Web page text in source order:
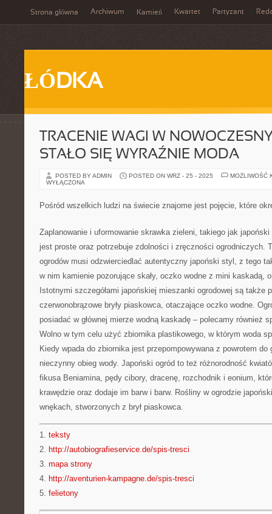
Strona główna Archiwum Kamień Kwartet Partyzant
ŁÓDKA
TRACENIE WAGI W
STAŁO SIĘ WYRAŹNIE MODA
POSTED BY ADMIN POSTED ON WRZ - 25 - 2025
MOŻLIWOŚĆ
WYŁĄCZONA
Pośród wszelkich ludzi na świecie znajome jest pojęcie, które
Zaplanowanie i uformowanie skrawka zieleni, takiego jak
jest proste oraz potrzebuje zdolności i zręczności ogrodniczych.
ogrodów musi odzwierciedlać autentyczny japoński styl, z tego
w nim kamienie pozorujące skały, oczko wodne z mini kaskadą,
Istotnymi szczegółami japońskiej mieszanki ogrodowej są także
czerwonobrązowe bryły piaskowca, otaczające oczko wodne.
posiadać w głównej mierze wodną kaskadę – polecamy również
Wolno w tym celu użyć zbiornika plastikowego, w którym woda
Kiedy wpada do zbiornika jest przepompowywana z powrotem
nieczynny obieg wody. Japoński ogród to też różnorodność
fikusa Beniamina, pędy cibory, dracenę, rozchodnik i eonium,
krawędzie oraz dodaje im barw i barw. Rośliny w ogrodzie
wnękach, stworzonych z brył piaskowca.
1. teksty
2. http://autobiografieservice.de/spis-tresci
3. mapa strony
4. http://aventurien-kampagne.de/spis-tresci
5. felietony